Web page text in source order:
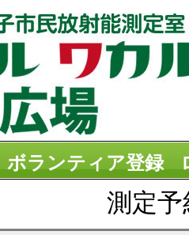
ボランティア登録
測定